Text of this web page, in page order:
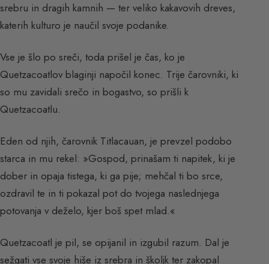
srebru in dragih kamnih — ter veliko kakavovih dreves,
katerih kulturo je naučil svoje podanike.
Vse je šlo po sreči, toda prišel je čas, ko je
Quetzacoatlov blaginji napočil konec. Trije čarovniki, ki
so mu zavidali srečo in bogastvo, so prišli k
Quetzacoatlu.
Eden od njih, čarovnik Titlacauan, je prevzel podobo
starca in mu rekel: »Gospod, prinašam ti napitek, ki je
dober in opaja tistega, ki ga pije; mehčal ti bo srce,
ozdravil te in ti pokazal pot do tvojega naslednjega
potovanja v deželo, kjer boš spet mlad.«
Quetzacoatl je pil, se opijanil in izgubil razum. Dal je
sežgati vse svoje hiše iz srebra in školjk ter zakopal